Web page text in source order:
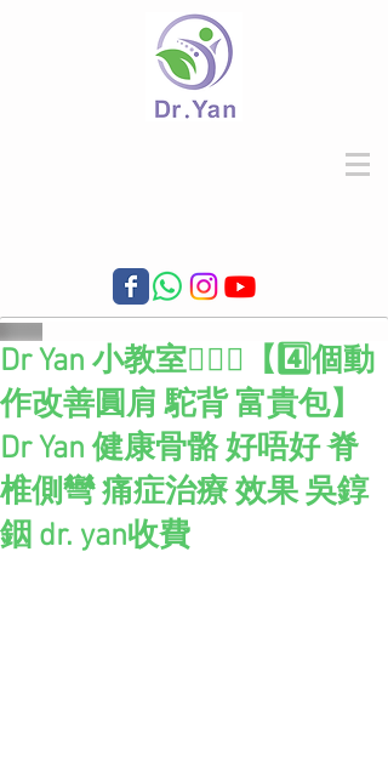
Dr Yan 小教室👩🏻‍⚕️【4️⃣個動
作改善圓肩 駝背 富貴包】
Dr Yan 健康骨骼 好唔好 脊
椎側彎 痛症治療 效果 吳錞
銦 dr. yan收費